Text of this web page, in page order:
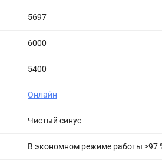
5697
6000
5400
Онлайн
Чистый синус
В экономном режиме работы >97